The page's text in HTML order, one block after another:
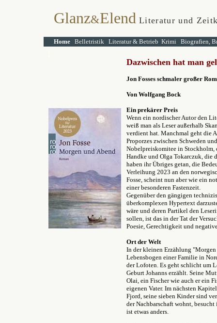
Glanz&Elend Literatur und
Home Belletristik Literatur & Betrieb Krimi Biografien,
Dazwischen hat man
Jon Fosses schmaler großer
Von Wolfgang Bock
Ein prekärer Preis
Wenn ein nordischer Autor den
weiß man als Leser außerhalb
verdient hat. Manchmal geht die
Proporzes zwischen Schweden
Nobelpreiskomitee in Stockholm,
Handke und Olga Tokarczuk, die
haben ihr Übriges getan, die
Verleihung 2023 an den
Fosse, scheint nun aber wie ein
einer besonderen Fastenzeit.
Gegenüber den gängigen
überkomplexen Hypertext
wäre und deren Partikel den
sollen, ist das in der Tat der
Poesie, Gerechtigkeit und
Ort der Welt
In der kleinen Erzählung
Lebensbogen einer Familie in
der Lofoten. Es geht schlicht um
Geburt Johanns erzählt. Seine
Olai, ein Fischer wie auch er ein
eigenen Vater. Im nächsten
Fjord, seine sieben Kinder sind
der Nachbarschaft wohnt,
ist etwas anders.